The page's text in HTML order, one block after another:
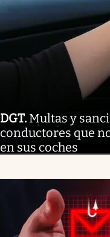
DGT. Multas y
conductores que
en sus coches